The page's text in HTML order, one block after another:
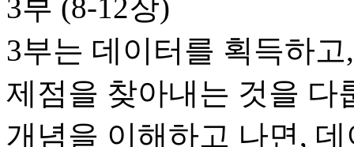
3부 (8-12장)
3부는 데이터를 획득하
제점을 찾아내는 것을 다
개념을 이해하고 나면,